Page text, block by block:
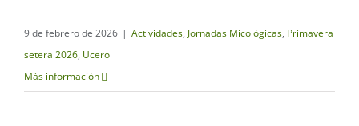
9 de febrero de 2026 | Actividades, Jornadas Micológicas, Primavera
setera 2026, Ucero
Más información